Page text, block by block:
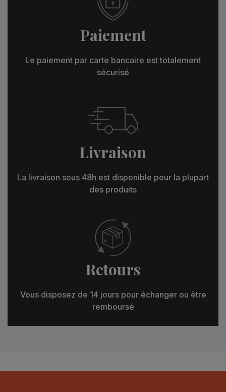
Paiement
Le paiement par carte bancaire est totalement
sécurisé
Livraison
La livraison sous 48h est disponible pour la plupart
des produits
Retours
Vous disposez de 14 jours pour échanger ou être
remboursé